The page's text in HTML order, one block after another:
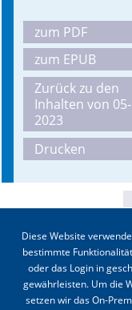
zum PDF
zum EPUB
Zurück zu den
Inhalten von 05-
2023
Drucken
Diese Website
bestimmte
oder das Login in
gewährleisten. Um die
setzen wir das On-